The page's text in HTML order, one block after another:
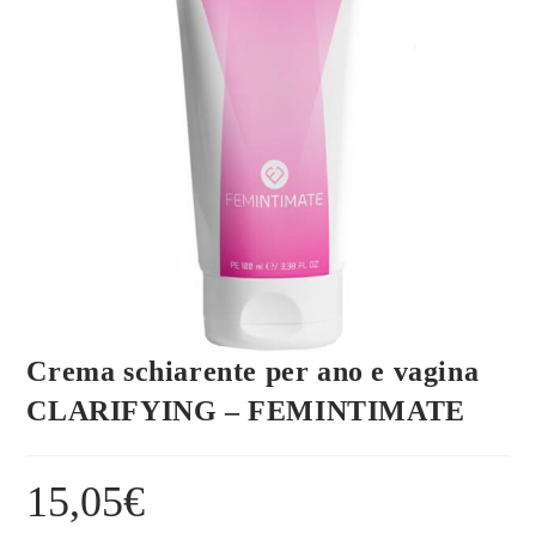
Crema schiarente per ano e vagina
CLARIFYING – FEMINTIMATE
15,05€